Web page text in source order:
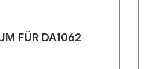
FÜR DA1062